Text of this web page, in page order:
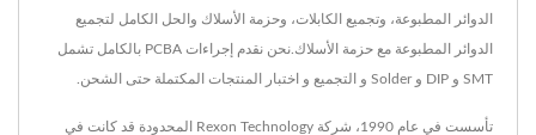
الدوائر المطبوعة، وتجميع الكابلات، وحزمة الأسلاك والحل الكامل لتجميع
الدوائر المطبوعة مع حزمة الأسلاك.نحن نقدم إجراءات PCBA بالكامل تشمل
SMT و DIP و Solder و التجميع و اختبار المنتجات المكتملة حتى الشحن.
تأسست في عام 1990، شركة Rexon Technology المحدودة قد كانت في